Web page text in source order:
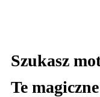
Szukasz
Te